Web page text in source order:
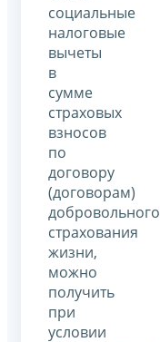
социальные
налоговые
вычеты
в
сумме
страховых
взносов
по
договору
(договорам)
добровольного
страхования
жизни,
можно
получить
при
условии